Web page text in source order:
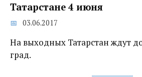
Татарстане 4 июня
03.06.2017
На выходных Татарстан ждут
град.